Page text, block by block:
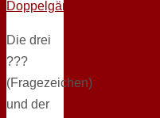
Die drei
???
(Fragezeichen)
und der